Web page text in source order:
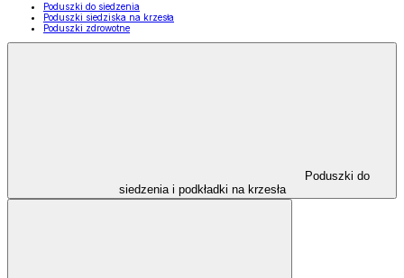
Poduszki do siedzenia
Poduszki siedziska na krzesła
Poduszki zdrowotne
Poduszki do
siedzenia i podkładki na krzesła